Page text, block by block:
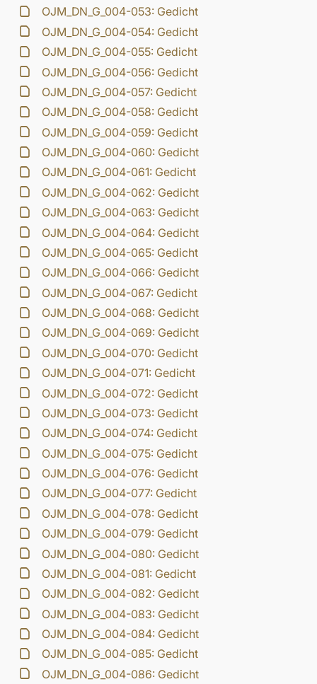
OJM_DN_G_004-053: Gedicht
OJM_DN_G_004-054: Gedicht
OJM_DN_G_004-055: Gedicht
OJM_DN_G_004-056: Gedicht
OJM_DN_G_004-057: Gedicht
OJM_DN_G_004-058: Gedicht
OJM_DN_G_004-059: Gedicht
OJM_DN_G_004-060: Gedicht
OJM_DN_G_004-061: Gedicht
OJM_DN_G_004-062: Gedicht
OJM_DN_G_004-063: Gedicht
OJM_DN_G_004-064: Gedicht
OJM_DN_G_004-065: Gedicht
OJM_DN_G_004-066: Gedicht
OJM_DN_G_004-067: Gedicht
OJM_DN_G_004-068: Gedicht
OJM_DN_G_004-069: Gedicht
OJM_DN_G_004-070: Gedicht
OJM_DN_G_004-071: Gedicht
OJM_DN_G_004-072: Gedicht
OJM_DN_G_004-073: Gedicht
OJM_DN_G_004-074: Gedicht
OJM_DN_G_004-075: Gedicht
OJM_DN_G_004-076: Gedicht
OJM_DN_G_004-077: Gedicht
OJM_DN_G_004-078: Gedicht
OJM_DN_G_004-079: Gedicht
OJM_DN_G_004-080: Gedicht
OJM_DN_G_004-081: Gedicht
OJM_DN_G_004-082: Gedicht
OJM_DN_G_004-083: Gedicht
OJM_DN_G_004-084: Gedicht
OJM_DN_G_004-085: Gedicht
OJM_DN_G_004-086: Gedicht